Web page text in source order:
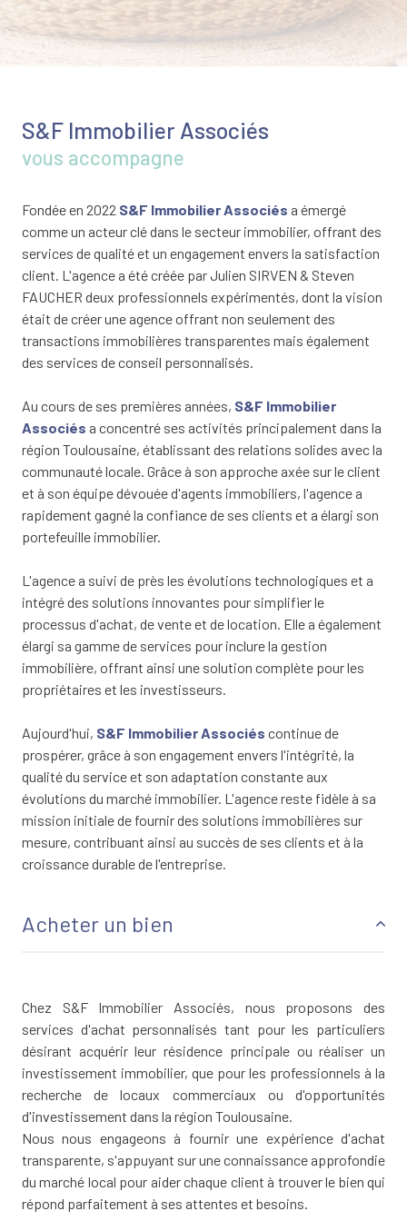
S&F Immobilier Associés
vous accompagne
Fondée en 2022 S&F Immobilier Associés a émergé
comme un acteur clé dans le secteur immobilier, offrant des
services de qualité et un engagement envers la satisfaction
client. L'agence a été créée par Julien SIRVEN & Steven
FAUCHER deux professionnels expérimentés, dont la vision
était de créer une agence offrant non seulement des
transactions immobilières transparentes mais également
des services de conseil personnalisés.
Au cours de ses premières années, S&F Immobilier
Associés a concentré ses activités principalement dans la
région Toulousaine, établissant des relations solides avec la
communauté locale. Grâce à son approche axée sur le client
et à son équipe dévouée d'agents immobiliers, l'agence a
rapidement gagné la confiance de ses clients et a élargi son
portefeuille immobilier.
L'agence a suivi de près les évolutions technologiques et a
intégré des solutions innovantes pour simplifier le
processus d'achat, de vente et de location. Elle a également
élargi sa gamme de services pour inclure la gestion
immobilière, offrant ainsi une solution complète pour les
propriétaires et les investisseurs.
Aujourd'hui, S&F Immobilier Associés continue de
prospérer, grâce à son engagement envers l'intégrité, la
qualité du service et son adaptation constante aux
évolutions du marché immobilier. L'agence reste fidèle à sa
mission initiale de fournir des solutions immobilières sur
mesure, contribuant ainsi au succès de ses clients et à la
croissance durable de l'entreprise.
Acheter un bien
Chez S&F Immobilier Associés, nous proposons des
services d'achat personnalisés tant pour les particuliers
désirant acquérir leur résidence principale ou réaliser un
investissement immobilier, que pour les professionnels à la
recherche de locaux commerciaux ou d'opportunités
d'investissement dans la région Toulousaine.
Nous nous engageons à fournir une expérience d'achat
transparente, s'appuyant sur une connaissance approfondie
du marché local pour aider chaque client à trouver le bien qui
répond parfaitement à ses attentes et besoins.